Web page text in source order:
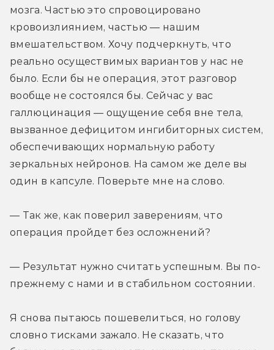
мозга. Частью это спровоцировано
кровоизлиянием, частью — нашим
вмешательством. Хочу подчеркнуть, что
реально осуществимых вариантов у нас не
было. Если бы не операция, этот разговор
вообще не состоялся бы. Сейчас у вас
галлюцинация — ощущение себя вне тела,
вызванное дефицитом ингибиторных систем,
обеспечивающих нормальную работу
зеркальных нейронов. На самом же деле вы
один в капсуле. Поверьте мне на слово.
— Так же, как поверил заверениям, что
операция пройдет без осложнений?
— Результат нужно считать успешным. Вы по-
прежнему с нами и в стабильном состоянии.
Я снова пытаюсь пошевелиться, но голову
словно тисками зажало. Не сказать, что